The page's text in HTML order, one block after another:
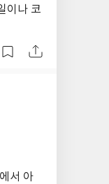
이나 코
서 아